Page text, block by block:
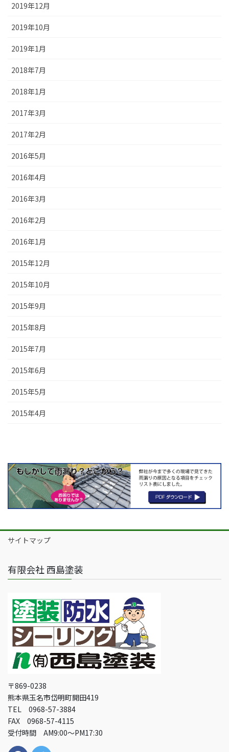
2019年12月
2019年10月
2019年1月
2018年7月
2018年1月
2017年3月
2017年2月
2016年5月
2016年4月
2016年3月
2016年2月
2016年1月
2015年12月
2015年10月
2015年9月
2015年8月
2015年7月
2015年6月
2015年5月
2015年4月
サイトマップ
有限会社 西島塗装
〒869-0238
熊本県玉名市岱明町開田419
TEL 0968-57-3884
FAX 0968-57-4115
受付時間 AM9:00～PM17:30